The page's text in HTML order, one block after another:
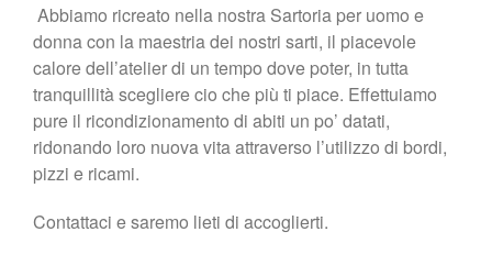
Shop
Abbiamo ricreato nella nostra Sartoria per uomo e
donna con la maestria dei nostri sarti, il piacevole
calore dell’atelier di un tempo dove poter, in tutta
tranquillità scegliere cio che più ti piace. Effettuiamo
pure il ricondizionamento di abiti un po’ datati,
ridonando loro nuova vita attraverso l’utilizzo di bordi,
pizzi e ricami.
Contattaci e saremo lieti di accoglierti.